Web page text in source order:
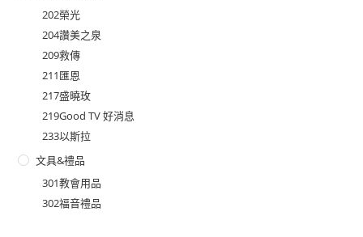
202榮光
204讚美之泉
209救傳
211匯恩
217盛曉玫
219Good TV 好消息
233以斯拉
文具&禮品
301教會用品
302福音禮品